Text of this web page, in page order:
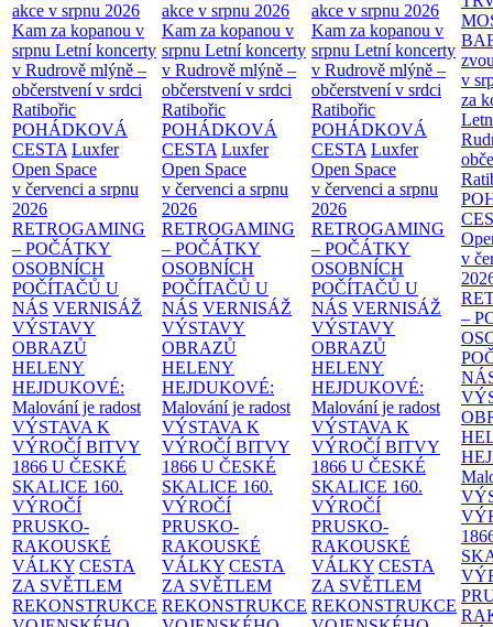
akce v srpnu 2026
Kam za kopanou v
srpnu Letní koncerty
v Rudrově mlýně –
občerstvení v srdci
Ratibořic
POHÁDKOVÁ
CESTA Luxfer
Open Space
v červenci a srpnu
2026
RETROGAMING
– POČÁTKY
OSOBNÍCH
POČÍTAČŮ U
NÁS VERNISÁŽ
VÝSTAVY
OBRAZŮ
HELENY
HEJDUKOVÉ:
Malování je radost
VÝSTAVA K
VÝROČÍ BITVY
1866 U ČESKÉ
SKALICE 160.
VÝROČÍ
PRUSKO-
RAKOUSKÉ
VÁLKY CESTA
ZA SVĚTLEM
REKONSTRUKCE
akce v srpnu 2026
Kam za kopanou v
srpnu Letní koncerty
v Rudrově mlýně –
občerstvení v srdci
Ratibořic
POHÁDKOVÁ
CESTA Luxfer
Open Space
v červenci a srpnu
2026
RETROGAMING
– POČÁTKY
OSOBNÍCH
POČÍTAČŮ U
NÁS VERNISÁŽ
VÝSTAVY
OBRAZŮ
HELENY
HEJDUKOVÉ:
Malování je radost
VÝSTAVA K
VÝROČÍ BITVY
1866 U ČESKÉ
SKALICE 160.
VÝROČÍ
PRUSKO-
RAKOUSKÉ
VÁLKY CESTA
ZA SVĚTLEM
REKONSTRUKCE
akce v srpnu 2026
Kam za kopanou v
srpnu Letní koncerty
v Rudrově mlýně –
občerstvení v srdci
Ratibořic
POHÁDKOVÁ
CESTA Luxfer
Open Space
v červenci a srpnu
2026
RETROGAMING
– POČÁTKY
OSOBNÍCH
POČÍTAČŮ U
NÁS VERNISÁŽ
VÝSTAVY
OBRAZŮ
HELENY
HEJDUKOVÉ:
Malování je radost
VÝSTAVA K
VÝROČÍ BITVY
1866 U ČESKÉ
SKALICE 160.
VÝROČÍ
PRUSKO-
RAKOUSKÉ
VÁLKY CESTA
ZA SVĚTLEM
REKONSTRUKCE
v
za
v
–